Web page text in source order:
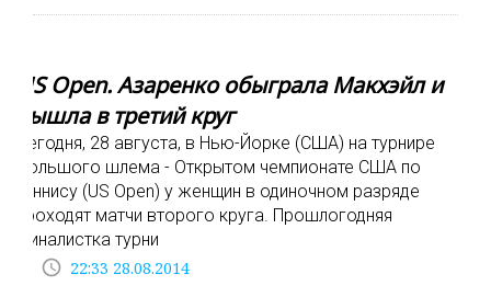
US Open. Азаренко обыграла Макхэйл и
вышла в третий круг
Сегодня, 28 августа, в Нью-Йорке (США) на турнире
Большого шлема - Открытом чемпионате США по
теннису (US Open) у женщин в одиночном разряде
проходят матчи второго круга. Прошлогодняя
финалистка турни
access_time 22:33 28.08.2014